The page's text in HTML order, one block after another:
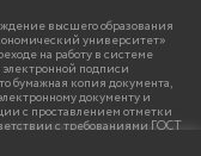
высшего образования
университет»
на работу в системе
электронной подписи
бумажная копия документа,
документу и
с проставлением отметки
с требованиями ГОСТ